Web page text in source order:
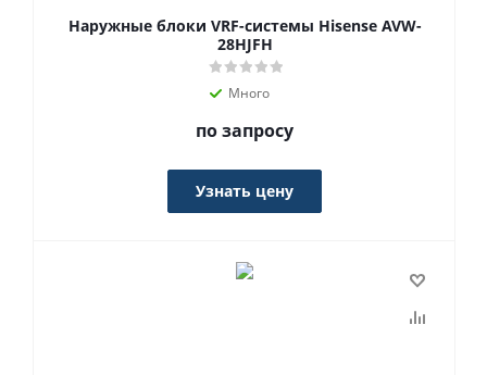
Наружные блоки VRF-системы Hisense AVW-
28HJFH
Много
по запросу
Узнать цену